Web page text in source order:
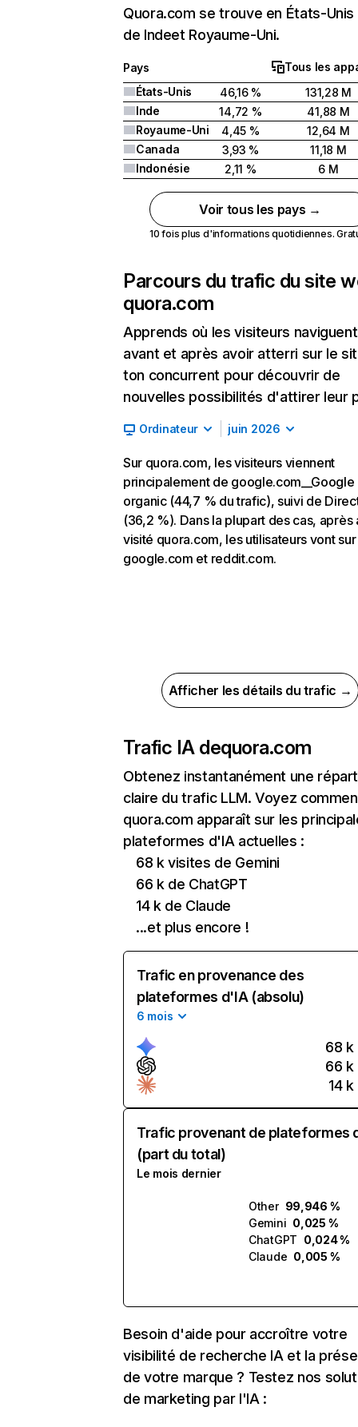
Quora.com se trouve en États-Unis
de Indeet Royaume-Uni.
Pays
Tous les
États-Unis
46,16 %
131,28 M
Inde
14,72 %
41,88 M
Royaume-Uni
4,45 %
12,64 M
Canada
3,93 %
11,18 M
Indonésie
2,11 % 6 M
Voir tous les pays →
10 fois plus d'informations quotidiennes.
Parcours du trafic du site
quora.com
Apprends où les visiteurs naviguent
avant et après avoir atterri sur le
ton concurrent pour découvrir de
nouvelles possibilités d'attirer leur
Ordinateur juin 2026
Sur quora.com, les visiteurs viennent
principalement de google.com__Google
organic (44,7 % du trafic), suivi de
(36,2 %). Dans la plupart des cas, après
visité quora.com, les utilisateurs vont sur
google.com et reddit.com.
Afficher les détails du trafic →
Trafic IA dequora.com
Obtenez instantanément une
claire du trafic LLM. Voyez
quora.com apparaît sur les
plateformes d'IA actuelles :
68 k visites de Gemini
66 k de ChatGPT
14 k de Claude
...et plus encore !
Trafic en provenance des
plateformes d'IA (absolu)
6 mois
68 k
66 k
14 k
Trafic provenant de plateformes
(part du total)
Le mois dernier
Other 99,946 %
Gemini 0,025 %
ChatGPT 0,024 %
Claude 0,005 %
Besoin d'aide pour accroître votre
visibilité de recherche IA et la
de votre marque ? Testez nos
de marketing par l'IA :